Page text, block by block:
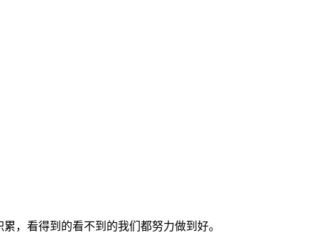
，看得到的看不到的我们都努力做到好。